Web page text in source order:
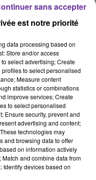
Liban
Journal
À LA
est notre priorité
data processing based on
Store and/or access
select advertising; Create
to select personalised
Measure content
statistics or combinations
improve services; Create
to select personalised
Ensure security, prevent and
advertising and content;
technologies may
and browsing data to offer
on information actively
and combine data from
Identify devices based on
sans accepter